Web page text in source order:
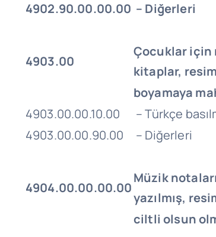
4902.90.00.00.00 – Diğerleri
4903.00
Çocuklar için
kitaplar,
boyamaya
4903.00.00.10.00
– Türkçe
4903.00.00.90.00
– Diğerleri
4904.00.00.00.00
Müzik
yazılmış,
ciltli olsun